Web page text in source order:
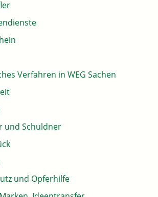
Verfahren in WEG Sachen
und Schuldner
und Opferhilfe